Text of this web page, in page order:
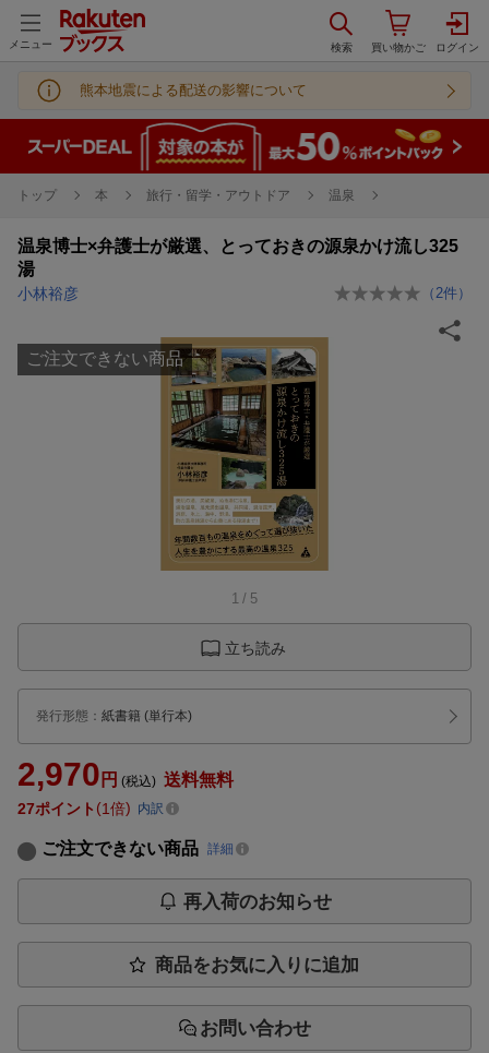
メニュー
熊本地震による配送の影響について
トップ 本 旅行・留学・アウトドア 温泉
温泉博士×弁護士が厳選、とっておきの源泉かけ流し325
湯
小林裕彦 （ 2件）
ご注文できない商品
1 / 5
立ち読み
発行形態 ： 紙書籍 (単行本)
2,970 円 (税込) 送料無料
27ポイント 1倍 内訳
ご注文できない商品 詳細
再入荷のお知らせ
商品をお気に入りに追加
お問い合わせ